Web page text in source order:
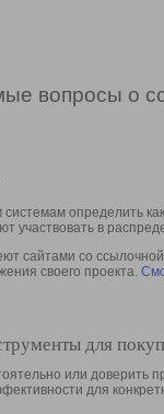
вопросы о
определить
участвовать в
сайтами со
своего проекта.
для
или доверить
для